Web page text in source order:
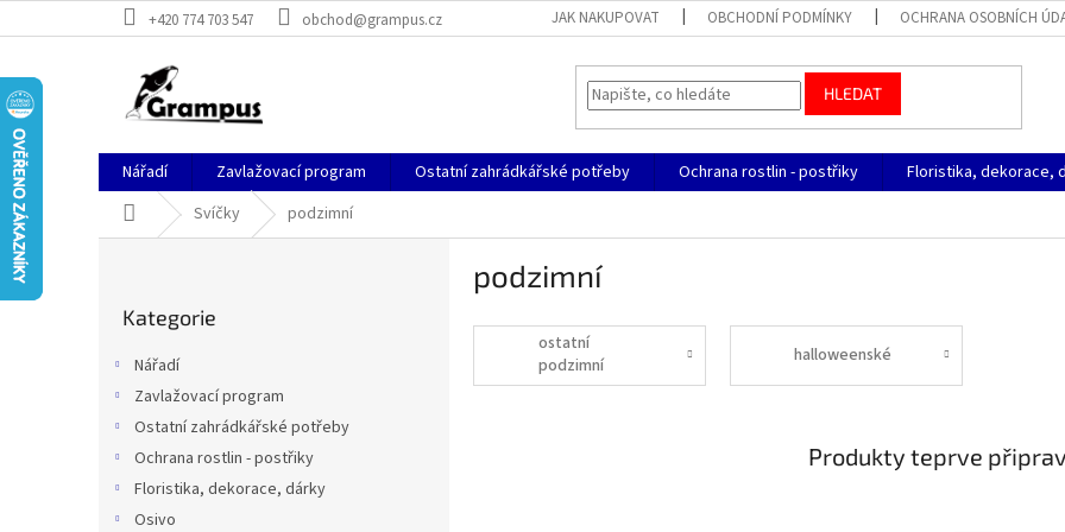
na
+420 774 703 547 obchod@grampus.cz JAK NAKUPOVAT OBCHODNÍ PODMÍNKY OCHRANA OSOBNÍCH
HLEDAT
Nářadí Zavlažovací program Ostatní zahrádkářské potřeby Ochrana rostlin - postřiky Floristika, dekorace,
Domů Svíčky podzimní
kategorie
Kategorie
Nářadí
Zavlažovací program
Ostatní zahrádkářské potřeby
Ochrana rostlin - postřiky
Floristika, dekorace, dárky
Osivo
podzimní
ostatní
podzimní
halloweenské
Produkty teprve